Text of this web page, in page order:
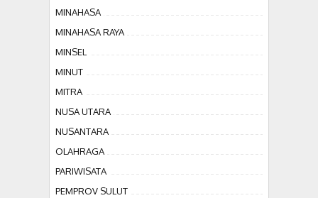
MINAHASA
MINAHASA RAYA
MINSEL
MINUT
MITRA
NUSA UTARA
NUSANTARA
OLAHRAGA
PARIWISATA
PEMPROV SULUT